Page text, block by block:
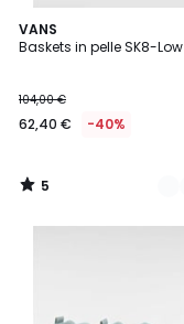
VANS
Baskets in pelle SK8-Low
104,00 €
62,40 € -40%
5
/
2
Colori
5
/